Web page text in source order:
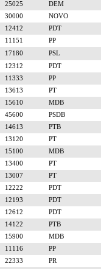
25025
DEM
30000
NOVO
12412
PDT
11151
PP
17180
PSL
12312
PDT
11333
PP
13613
PT
15610
MDB
45600
PSDB
14613
PTB
13120
PT
15100
MDB
13400
PT
13007
PT
12222
PDT
12193
PDT
12612
PDT
14122
PTB
15900
MDB
11116
PP
22333
PR